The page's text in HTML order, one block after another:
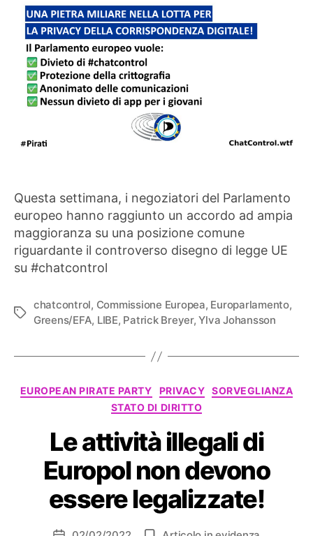
Questa settimana, i negoziatori del Parlamento
europeo hanno raggiunto un accordo ad ampia
maggioranza su una posizione comune
riguardante il controverso disegno di legge UE
su #chatcontrol
Tag
chatcontrol, Commissione Europea, Europarlamento,
Greens/EFA, LIBE, Patrick Breyer,Ylva Johansson
Categorie
EUROPEAN PIRATE PARTY PRIVACY SORVEGLIANZA
STATO DI DIRITTO
Le attività illegali di
Europol non devono
essere legalizzate!